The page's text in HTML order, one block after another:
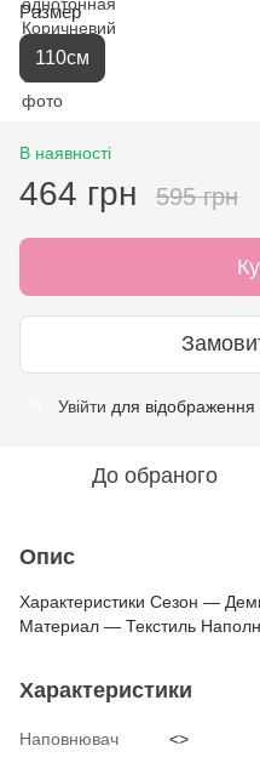
Размер
110см
В наявності
464 грн 595 грн
Увійти для відображення
До обраного
Опис
Характеристики Сезон —
Материал — Текстиль
Характеристики
Наповнювач
<>